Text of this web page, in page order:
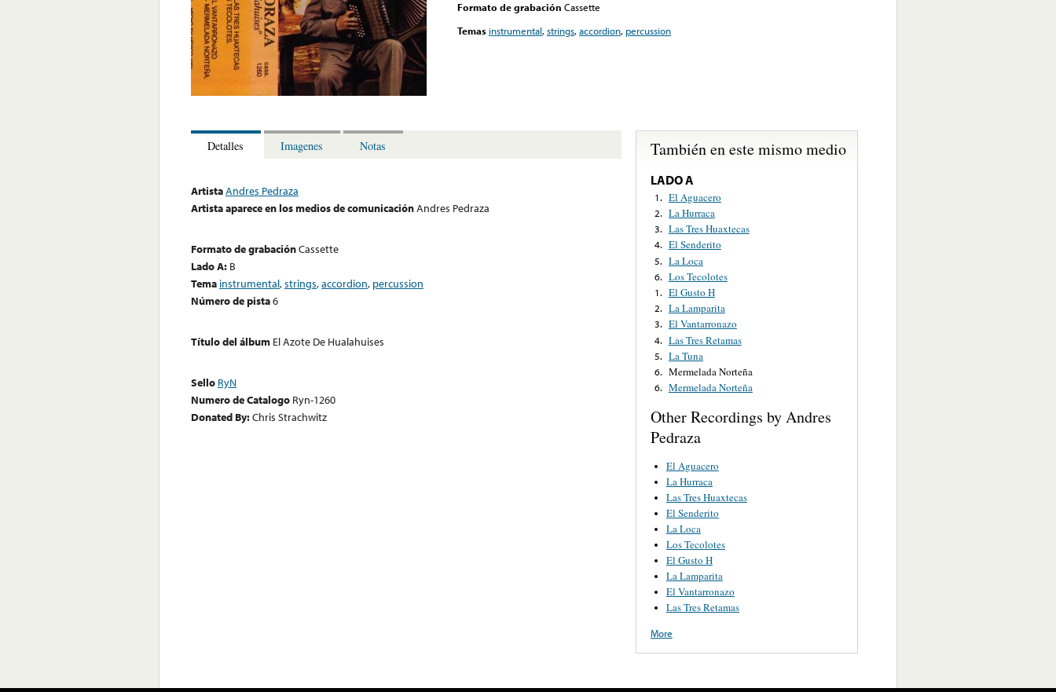
Formato de grabación Cassette
Temas instrumental,strings,accordion, percussion
Detalles Imagenes Notas
ArtistaAndres Pedraza
Artista aparece en los medios de comunicaciónAndres Pedraza
Formato de grabaciónCassette
Lado A: B
Tema instrumental,strings,accordion, percussion
Número de pista6
Título del álbum El Azote De Hualahuises
Sello RyN
Numero de Catalogo Ryn-1260
Donated By:Chris Strachwitz
También en este mismo medio
LADO A
1. El Aguacero
2. La Hurraca
3. Las Tres Huaxtecas
4. El Senderito
5. La Loca
6. Los Tecolotes
1. El Gusto H
2. La Lamparita
3. El Vantarronazo
4. Las Tres Retamas
5. La Tuna
6. Mermelada Norteña
6. Mermelada Norteña
Other Recordings by Andres
Pedraza
El Aguacero
La Hurraca
Las Tres Huaxtecas
El Senderito
La Loca
Los Tecolotes
El Gusto H
La Lamparita
El Vantarronazo
Las Tres Retamas
More